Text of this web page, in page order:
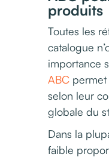
produits
Toutes les
catalogue
importance
ABC
selon leur
globale du
Dans la
faible